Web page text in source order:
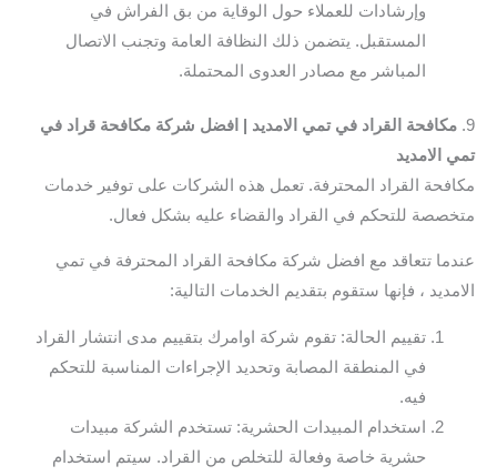
وإرشادات للعملاء حول الوقاية من بق الفراش في
المستقبل. يتضمن ذلك النظافة العامة وتجنب الاتصال
المباشر مع مصادر العدوى المحتملة.
9. مكافحة القراد في تمي الامديد | افضل شركة مكافحة قراد في
تمي الامديد
مكافحة القراد المحترفة. تعمل هذه الشركات على توفير خدمات
متخصصة للتحكم في القراد والقضاء عليه بشكل فعال.
عندما تتعاقد مع افضل شركة مكافحة القراد المحترفة في تمي
الامديد ، فإنها ستقوم بتقديم الخدمات التالية:
تقييم الحالة: تقوم شركة اوامرك بتقييم مدى انتشار القراد
في المنطقة المصابة وتحديد الإجراءات المناسبة للتحكم
فيه.
استخدام المبيدات الحشرية: تستخدم الشركة مبيدات
حشرية خاصة وفعالة للتخلص من القراد. سيتم استخدام